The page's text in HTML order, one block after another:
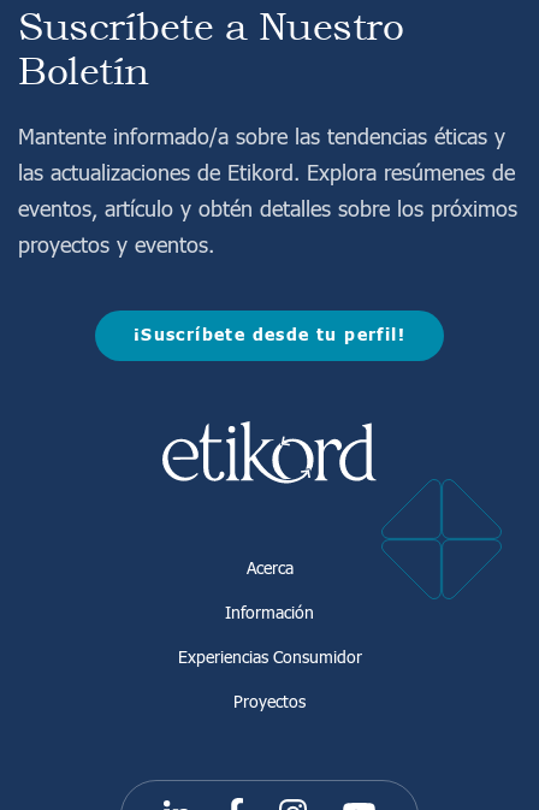
Suscríbete a Nuestro
Boletín
Mantente informado/a sobre las tendencias éticas y
las actualizaciones de Etikord. Explora resúmenes de
eventos, artículo y obtén detalles sobre los próximos
proyectos y eventos.
¡Suscríbete desde tu perfil!
Acerca
Información
Experiencias Consumidor
Proyectos